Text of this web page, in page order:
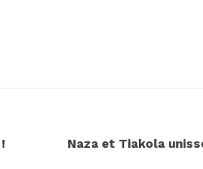
Naza et Tiakola